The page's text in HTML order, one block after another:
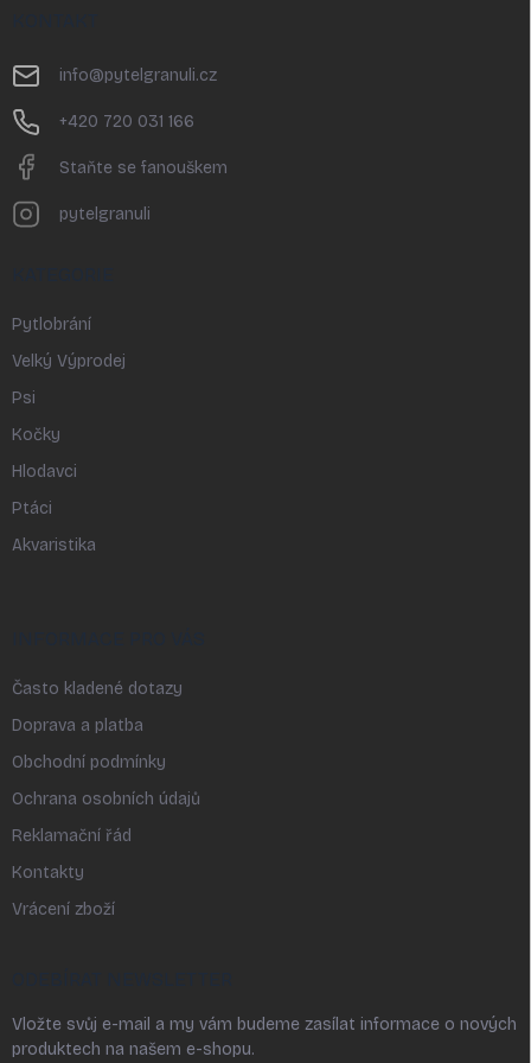
info@pytelgranuli.cz
+420 720 031 166
Staňte se fanouškem
pytelgranuli
Pytlobrání
Velký Výprodej
Psi
Kočky
Hlodavci
Ptáci
Akvaristika
Často kladené dotazy
Doprava a platba
Obchodní podmínky
Ochrana osobních údajů
Reklamační řád
Kontakty
Vrácení zboží
Vložte svůj e-mail a my vám budeme zasílat informace o nových
produktech na našem e-shopu.